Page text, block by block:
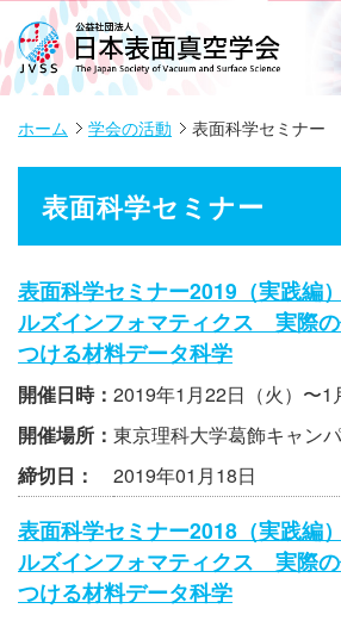
ホーム 学会の活動 表面科学セミナー
表面科学セミナー
表面科学セミナー2019（実践
ルズインフォマティクス 実際
つける材料データ科学
開催日時： 2019年1月22日（火）〜1
開催場所： 東京理科大学葛飾キャン
締切日：
2019年01月18日
表面科学セミナー2018（実践
ルズインフォマティクス 実際
つける材料データ科学